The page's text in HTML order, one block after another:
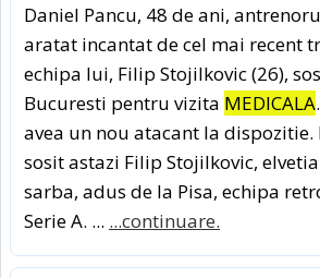
Daniel Pancu, 48 de ani,
aratat incantat de cel mai recent
echipa lui, Filip Stojilkovic (26),
Bucuresti pentru vizita MEDICALA
avea un nou atacant la dispozitie.
sosit astazi Filip Stojilkovic,
sarba, adus de la Pisa, echipa
Serie A. ... ...continuare.